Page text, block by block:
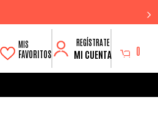
FAVORITOS MI CUENTA 0